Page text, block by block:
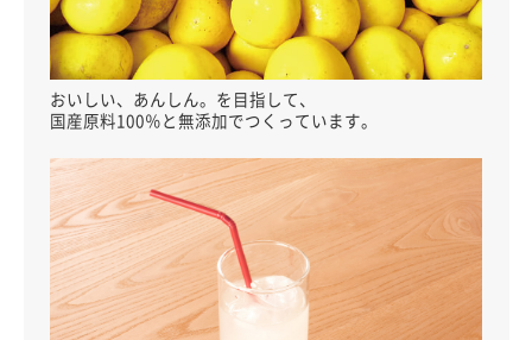
おいしい、あんしん。を目指して、
国産原料100％と無添加でつくっています。